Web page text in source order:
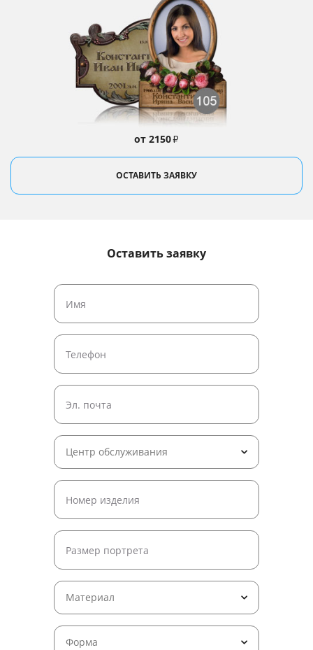
от 2150₽
ОСТАВИТЬ ЗАЯВКУ
Оставить заявку
Центр обслуживания
Материал
Форма